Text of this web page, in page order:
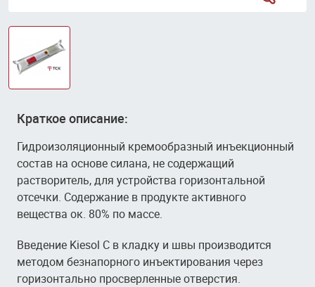
Краткое описание:
Гидроизоляционный кремообразный инъекционный
состав на основе силана, не содержащий
растворитель, для устройства горизонтальной
отсечки. Содержание в продукте активного
вещества ок. 80% по массе.
Введение Kiesol С в кладку и швы производится
методом безнапорного инъектирования через
горизонтально просверленные отверстия.